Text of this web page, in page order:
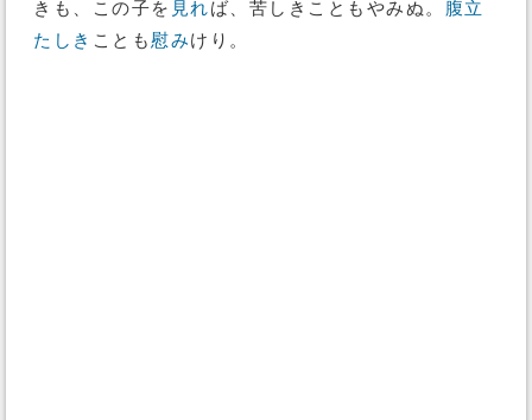
きも、この子を 見れば、苦しきこともやみぬ。
腹立
たしき ことも慰みけり。